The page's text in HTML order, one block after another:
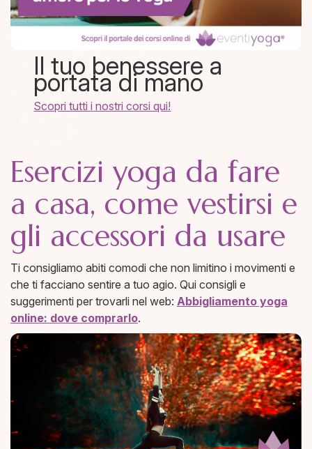
Il tuo benessere a
portata di mano
Scopri tutti i nostri corsi qui!
Esercizi yoga da fare
a casa, come vestirsi e
gli accessori da usare
Ti consigliamo abiti comodi che non limitino i movimenti e
che ti facciano sentire a tuo agio. Qui consigli e
suggerimenti per trovarli nel web: Abbigliamento yoga
online: dove comprarlo.